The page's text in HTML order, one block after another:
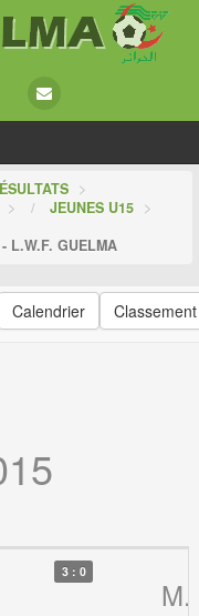
>
> JEUNES U15 >
L.W.F. GUELMA
Calendrier Classement
3 : 0